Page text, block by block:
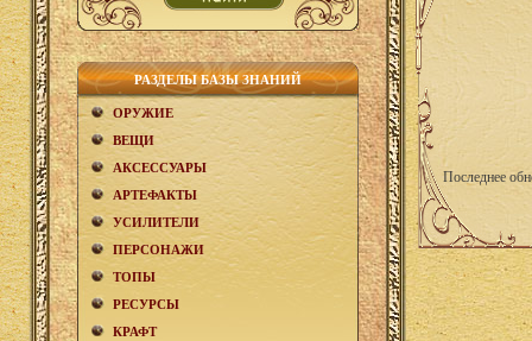
РАЗДЕЛЫ БАЗЫ ЗНАНИЙ
ОРУЖИЕ
ВЕЩИ
АКCЕСCУАРЫ
АРТЕФАКТЫ
УСИЛИТЕЛИ
ПЕРСОНАЖИ
ТОПЫ
РЕСУРСЫ
КРАФТ
Последнее